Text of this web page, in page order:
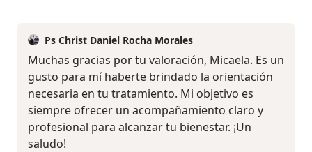
Ps Christ Daniel Rocha Morales
Muchas gracias por tu valoración, Micaela. Es un
gusto para mí haberte brindado la orientación
necesaria en tu tratamiento. Mi objetivo es
siempre ofrecer un acompañamiento claro y
profesional para alcanzar tu bienestar. ¡Un
saludo!